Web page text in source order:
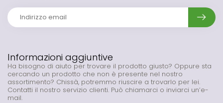
Informazioni aggiuntive
Ha bisogno di aiuto per trovare il prodotto giusto? Oppure sta
cercando un prodotto che non è presente nel nostro
assortimento? Chissà, potremmo riuscire a trovarlo per lei.
Contatti il nostro servizio clienti. Può chiamarci o inviarci un’e-
mail.